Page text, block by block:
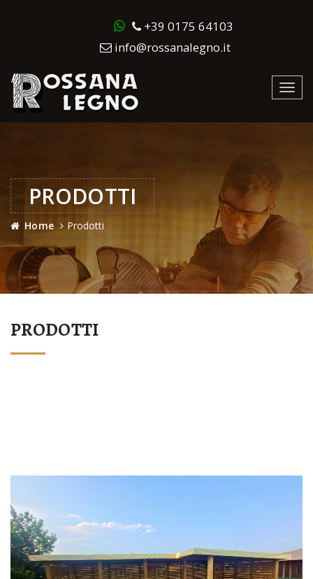
+39 0175 64103
info@rossanalegno.it
PRODOTTI
Home Prodotti
PRODOTTI